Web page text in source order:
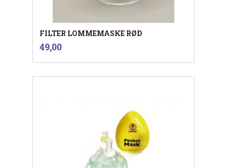
FILTER LOMMEMASKE RØD
Pris
49,00mva.